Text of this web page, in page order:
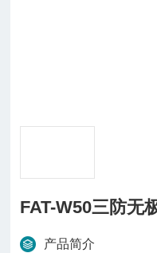
FAT-W50三防无
产品简介